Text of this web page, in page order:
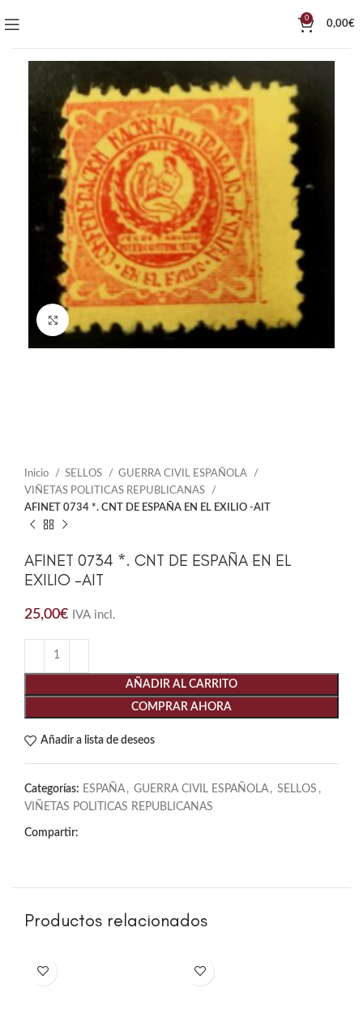
0
0,00€
Click to enlarge
Inicio SELLOS
GUERRA CIVIL ESPAÑOLA
VIÑETAS POLITICAS REPUBLICANAS
AFINET 0734 *. CNT DE ESPAÑA EN EL EXILIO -AIT
AFINET 0734 *. CNT DE ESPAÑA EN EL
EXILIO -AIT
25,00€ IVA incl.
AÑADIR AL CARRITO
COMPRAR AHORA
Añadir a lista de deseos
Categorías: ESPAÑA , GUERRA CIVIL ESPAÑOLA , SELLOS ,
VIÑETAS POLITICAS REPUBLICANAS
Compartir:
Productos relacionados